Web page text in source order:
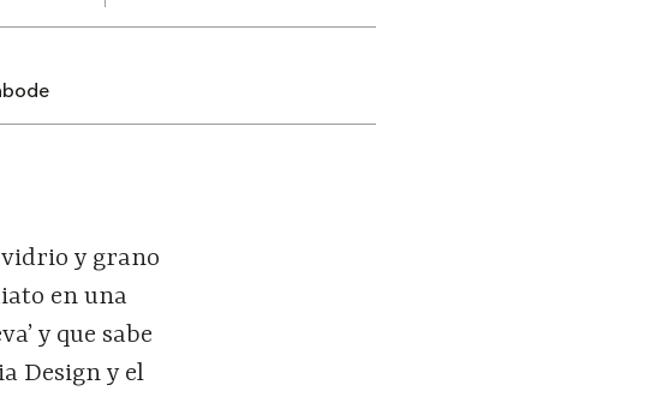
y grano
en una
y que sabe
Design y el